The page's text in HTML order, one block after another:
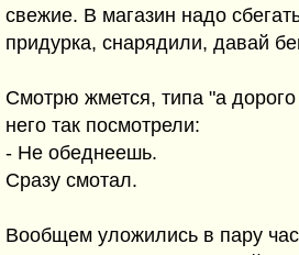
свежие. В магазин надо
придурка, снарядили, давай
Смотрю жмется, типа "а
него так посмотрели:
- Не обеднеешь.
Сразу смотал.
Вообщем уложились в пару